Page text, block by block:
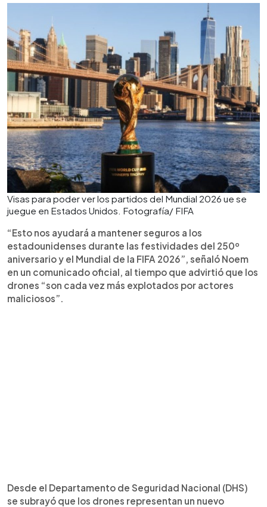
Visas para poder ver los partidos del Mundial 2026 ue se
juegue en Estados Unidos. Fotografía/ FIFA
“Esto nos ayudará a mantener seguros a los
estadounidenses durante las festividades del 250º
aniversario y el Mundial de la FIFA 2026”, señaló Noem
en un comunicado oficial, al tiempo que advirtió que los
drones “son cada vez más explotados por actores
maliciosos”.
Desde el Departamento de Seguridad Nacional (DHS)
se subrayó que los drones representan un nuevo